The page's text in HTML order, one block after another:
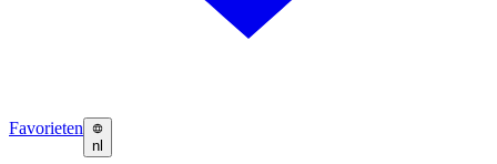
Favorieten
nl